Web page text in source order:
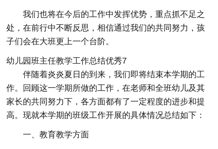
我们也将在今后的工作中发挥优势，重点抓不足之
处，在前行中不断反思，相信通过我们的共同努力，孩
子们会在大班更上一个台阶。
幼儿园班主任教学工作总结优秀7
伴随着炎炎夏日的到来，我们即将结束本学期的工
作。回顾这一学期所做的工作，在老师和全班幼儿及其
家长的共同努力下，各方面都有了一定程度的进步和提
高。现就本学期的班级工作开展的具体情况总结如下：
一、教育教学方面